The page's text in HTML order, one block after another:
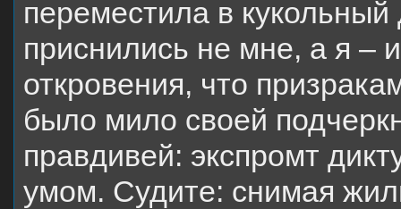
переместила в
приснились не мне, а я –
откровения, что
было мило своей
правдивей: экспромт
умом. Судите: снимая